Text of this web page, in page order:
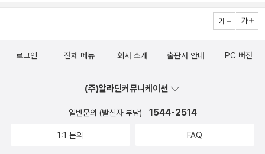
로그인 전체 메뉴 회사 소개 출판사 안내 PC 버전
(주)알라딘커뮤니케이션
일반문의 (발신자 부담) 1544-2514
1:1 문의 FAQ